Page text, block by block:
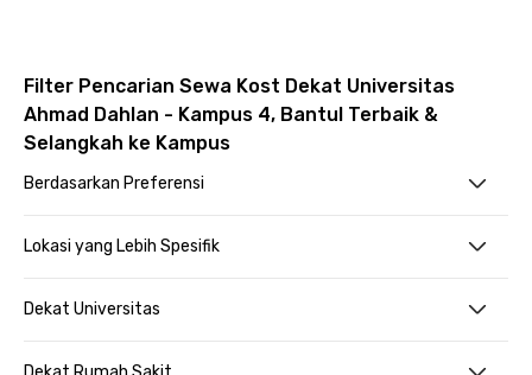
Filter Pencarian Sewa Kost Dekat Universitas
Ahmad Dahlan - Kampus 4, Bantul Terbaik &
Selangkah ke Kampus
Berdasarkan Preferensi
Lokasi yang Lebih Spesifik
Dekat Universitas